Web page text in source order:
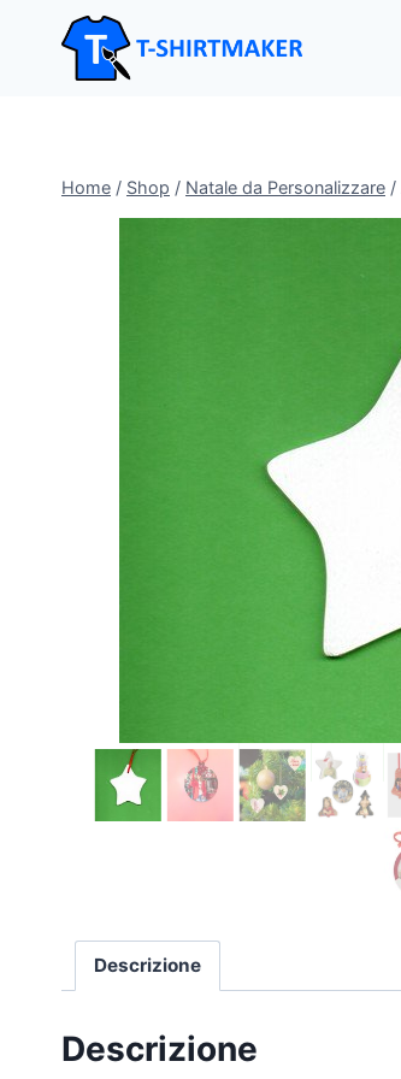
contenuto
Home / Shop / Natale da Personalizzare /
Descrizione
Descrizione